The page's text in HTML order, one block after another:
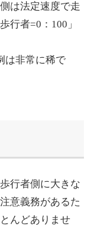
は法定速度で走
行者=0 ： 100 」
は非常に稀で
行者側に大きな
意義務があるた
んどありませ